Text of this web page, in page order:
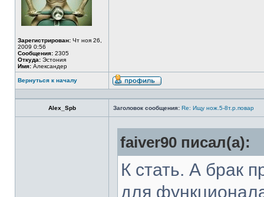
Зарегистрирован: Чт ноя 26,
2009 0:56
Сообщения: 2305
Откуда: Эстония
Имя: Александер
Вернуться к началу
Alex_Spb Заголовок сообщения: Re: Ищу нож.5-8т.р.повар
faiver90 писал(а):
К стать. А брак
для